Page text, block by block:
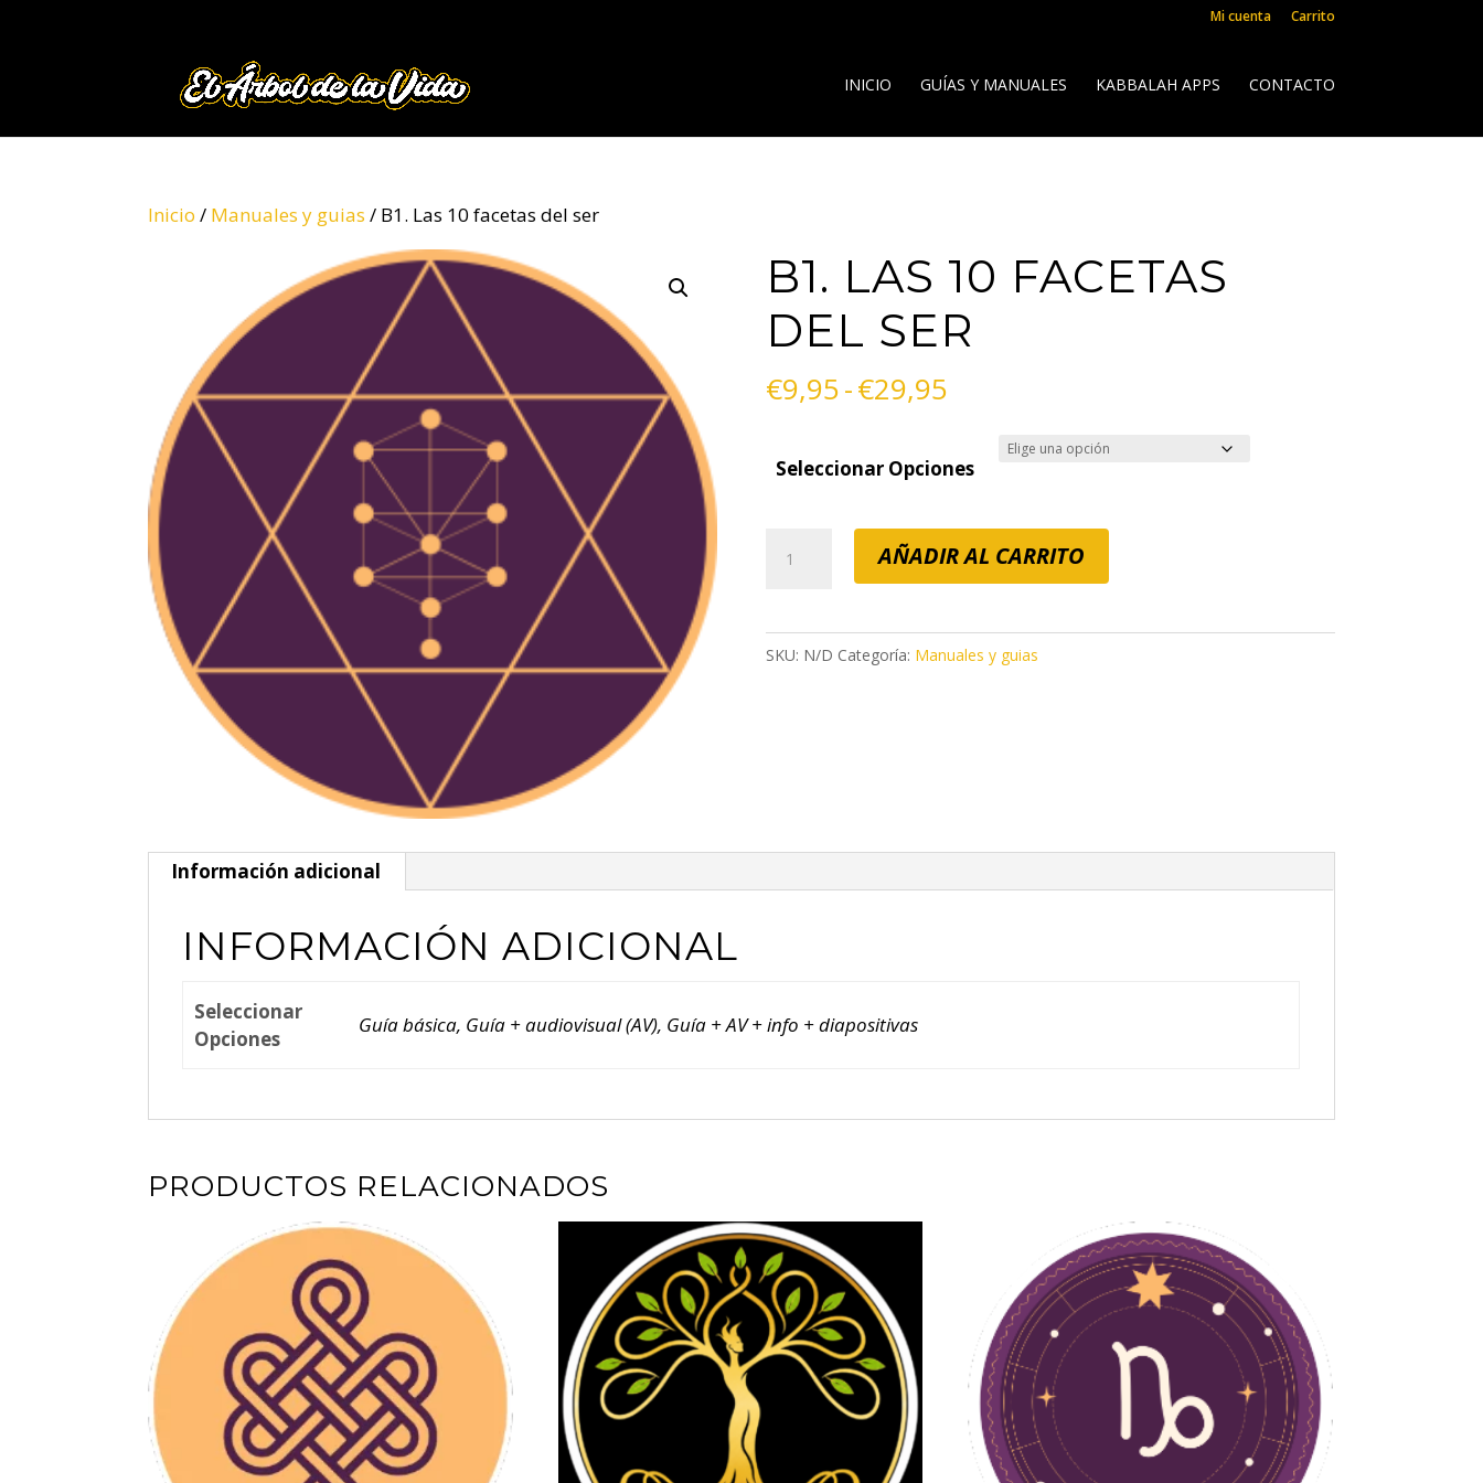
Mi cuenta Carrito
INICIO GUÍAS Y MANUALES KABBALAH APPS CONTACTO
Inicio / Manuales y guias / B1. Las 10 facetas del ser
B1. LAS 10 FACETAS
DEL SER
€9,95-€29,95Rango
precios:
desde
hasta
€29,95
Seleccionar Opciones
Las
facetas
del
AÑADIR AL CARRITO
SKU: N/D Categoría: Manuales y guias
Información adicional
INFORMACIÓN ADICIONAL
Seleccionar
Opciones
Guía básica, Guía + audiovisual (AV), Guía + AV + info + diapositivas
PRODUCTOS RELACIONADOS